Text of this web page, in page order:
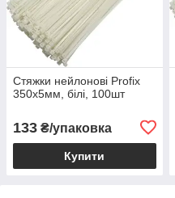
Стяжки нейлонові Profix
350х5мм, білі, 100шт
133 ₴/упаковка
Купити